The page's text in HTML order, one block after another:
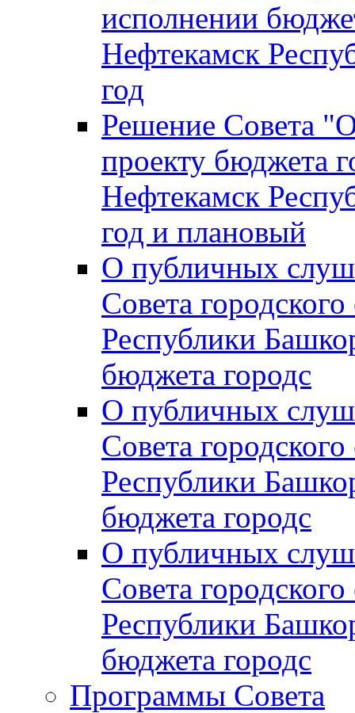
исполнении
Нефтекамск
год
Решение Совета
проекту бюджета
Нефтекамск
год и плановый
О публичных
Совета
Республики
бюджета городс
О публичных
Совета
Республики
бюджета городс
О публичных
Совета
Республики
бюджета городс
Программы Совета